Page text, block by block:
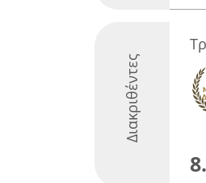
Διακριθέντες